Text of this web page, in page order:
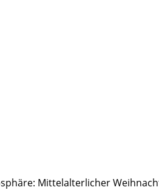
Mittelalterlicher